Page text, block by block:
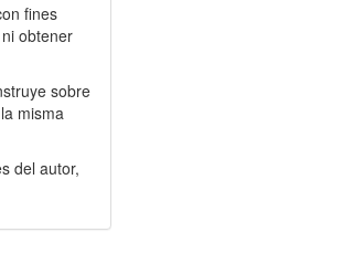
fines
obtener
sobre
misma
del autor,